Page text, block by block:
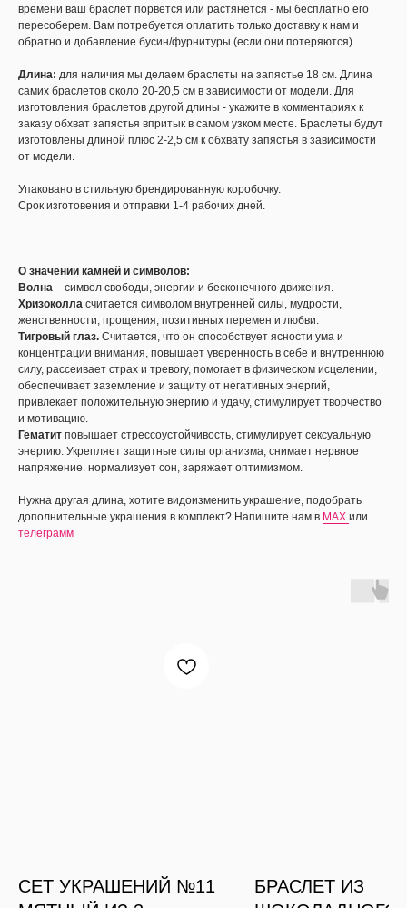
времени ваш браслет порвется или растянется - мы бесплатно его
пересоберем. Вам потребуется оплатить только доставку к нам и
обратно и добавление бусин/фурнитуры (если они потеряются).
Длина: для наличия мы делаем браслеты на запястье 18 см. Длина
самих браслетов около 20-20,5 см в зависимости от модели. Для
изготовления браслетов другой длины - укажите в комментариях к
заказу обхват запястья впритык в самом узком месте. Браслеты будут
изготовлены длиной плюс 2-2,5 см к обхвату запястья в зависимости
от модели.
Упаковано в стильную брендированную коробочку.
Срок изготовения и отправки 1-4 рабочих дней.
О значении камней и символов:
Волна - символ свободы, энергии и бесконечного движения.
Хризоколла считается символом внутренней силы, мудрости,
женственности, прощения, позитивных перемен и любви.
Тигровый глаз. Считается, что он способствует ясности ума и
концентрации внимания, повышает уверенность в себе и внутреннюю
силу, рассеивает страх и тревогу, помогает в физическом исцелении,
обеспечивает заземление и защиту от негативных энергий,
привлекает положительную энергию и удачу, стимулирует творчество
и мотивацию.
Гематит повышает стрессоустойчивость, стимулирует сексуальную
энергию. Укрепляет защитные силы организма, снимает нервное
напряжение. нормализует сон, заряжает оптимизмом.
Нужна другая длина, хотите видоизменить украшение, подобрать
дополнительные украшения в комплект? Напишите нам в MAX или
телеграмм
СЕТ УКРАШЕНИЙ №11
БРАСЛЕТ ИЗ